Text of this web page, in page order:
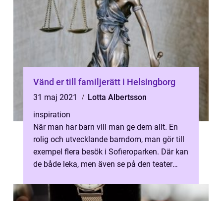
Vänd er till familjerätt i Helsingborg
31 maj 2021
Lotta Albertsson
inspiration
När man har barn vill man ge dem allt. En
rolig och utvecklande barndom, man gör till
exempel flera besök i Sofieroparken. Där kan
de både leka, men även se på den teater